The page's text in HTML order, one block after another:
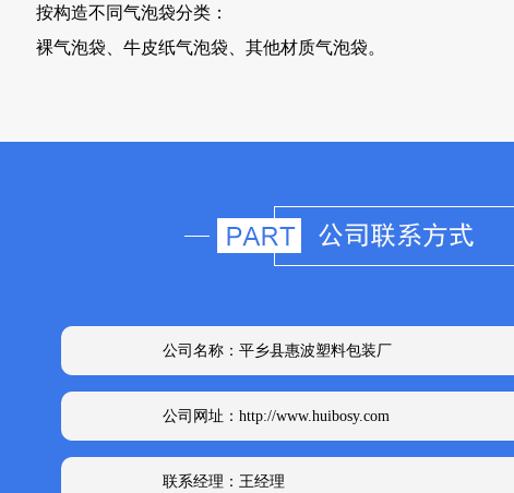
按构造不同气泡袋分类：
裸气泡袋、牛皮纸气泡袋、其他材质气泡袋。
公司名称：平乡县惠波塑料包装厂
公司网址：http://www.huibosy.com
联系经理：王经理